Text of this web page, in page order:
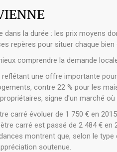
dans la durée : les prix moyens
repères pour situer chaque
comprendre la demande
une offre importante
contre 22 % pour les
signe d'un marché
carré évoluer de 1 750 € en
carré est passé de 2 484 €
montrent que, selon le
soutenue.